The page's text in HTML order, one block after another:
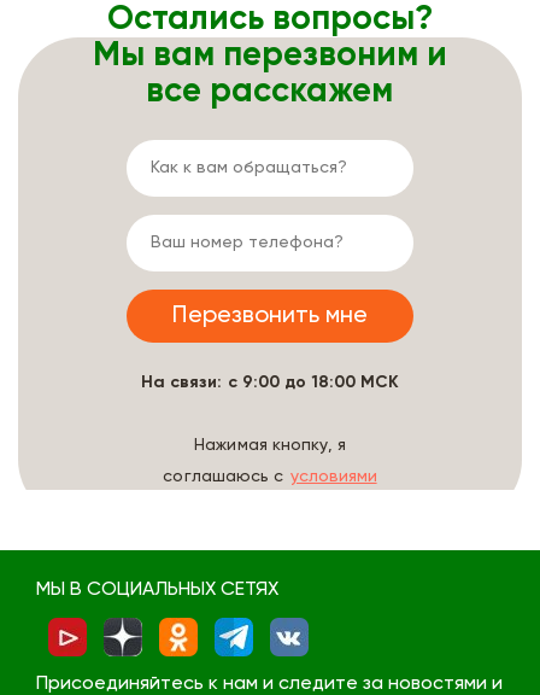
Остались вопросы?
Мы вам перезвоним и
все расскажем
На связи: с 9:00 до 18:00 МСК
Нажимая кнопку, я
соглашаюсь с условиями
МЫ В СОЦИАЛЬНЫХ СЕТЯХ
Присоединяйтесь к нам и следите за новостями и